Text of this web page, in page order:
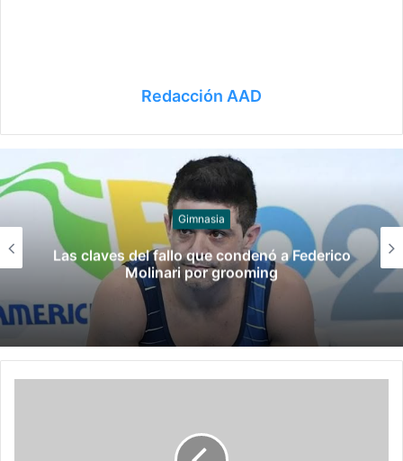
Redacción AAD
Juegos
Late el Sur: la canción de los Juegos
Suramericanos compuesta por mujeres